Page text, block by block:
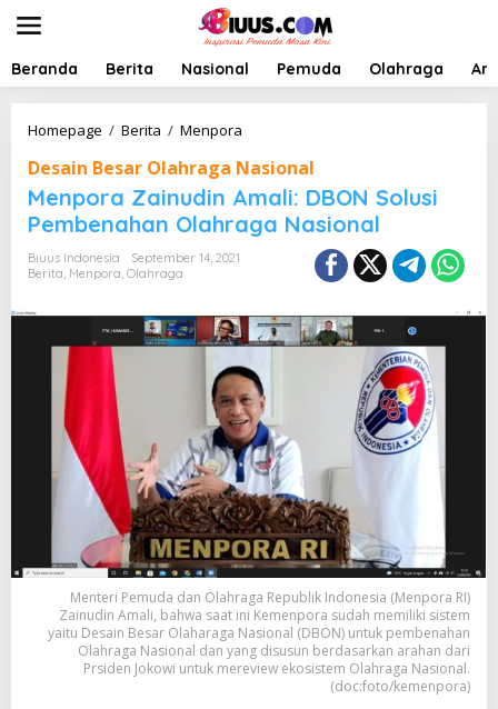
t
Beranda Berita Nasional Pemuda Olahraga
Homepage / Berita / Menpora
n
p
o
r
n
u
d
i
n
A
m
a
l
i
:
D
B
N
S
o
l
Desain Besar Olahraga Nasional
Menpora Zainudin Amali: DBON Solusi
Pembenahan Olahraga Nasional
Biuus Indonesia
September 14, 2021
Berita, Menpora, Olahraga
Menteri Pemuda dan Olahraga Republik Indonesia (Menpora RI)
Zainudin Amali, bahwa saat ini Kemenpora sudah memiliki sistem
yaitu Desain Besar Olaharaga Nasional (DBON) untuk pembenahan
Olahraga Nasional dan yang disusun berdasarkan arahan dari
Prsiden Jokowi untuk mereview ekosistem Olahraga Nasional.
(doc:foto/kemenpora)